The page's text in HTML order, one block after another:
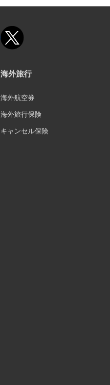
海外旅行
海外航空券
海外旅行保険
キャンセル保険